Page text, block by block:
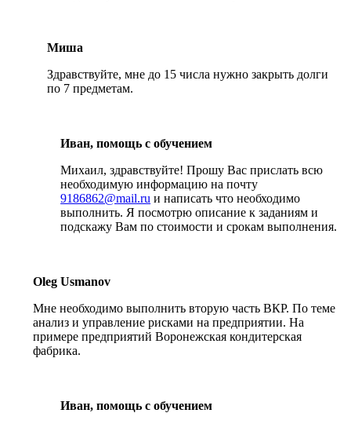
Миша
Здравствуйте, мне до 15 числа нужно закрыть долги
по 7 предметам.
Иван, помощь с обучением
Михаил, здравствуйте! Прошу Вас прислать всю
необходимую информацию на почту
9186862@mail.ru и написать что необходимо
выполнить. Я посмотрю описание к заданиям и
подскажу Вам по стоимости и срокам выполнения.
Oleg Usmanov
Мне необходимо выполнить вторую часть ВКР. По теме
анализ и управление рисками на предприятии. На
примере предприятий Воронежская кондитерская
фабрика.
Иван, помощь с обучением